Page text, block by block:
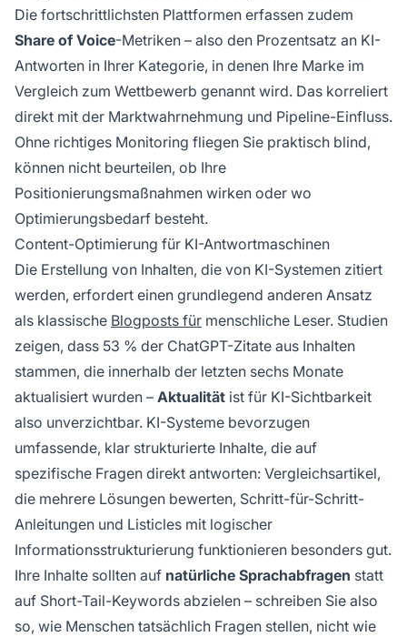
Die fortschrittlichsten Plattformen erfassen zudem
Share of Voice-Metriken – also den Prozentsatz an KI-
Antworten in Ihrer Kategorie, in denen Ihre Marke im
Vergleich zum Wettbewerb genannt wird. Das korreliert
direkt mit der Marktwahrnehmung und Pipeline-Einfluss.
Ohne richtiges Monitoring fliegen Sie praktisch blind,
können nicht beurteilen, ob Ihre
Positionierungsmaßnahmen wirken oder wo
Optimierungsbedarf besteht.
Content-Optimierung für KI-Antwortmaschinen
Die Erstellung von Inhalten, die von KI-Systemen zitiert
werden, erfordert einen grundlegend anderen Ansatz
als klassische Blogposts für menschliche Leser. Studien
zeigen, dass 53 % der ChatGPT-Zitate aus Inhalten
stammen, die innerhalb der letzten sechs Monate
aktualisiert wurden – Aktualität ist für KI-Sichtbarkeit
also unverzichtbar. KI-Systeme bevorzugen
umfassende, klar strukturierte Inhalte, die auf
spezifische Fragen direkt antworten: Vergleichsartikel,
die mehrere Lösungen bewerten, Schritt-für-Schritt-
Anleitungen und Listicles mit logischer
Informationsstrukturierung funktionieren besonders gut.
Ihre Inhalte sollten auf natürliche Sprachabfragen statt
auf Short-Tail-Keywords abzielen – schreiben Sie also
so, wie Menschen tatsächlich Fragen stellen, nicht wie